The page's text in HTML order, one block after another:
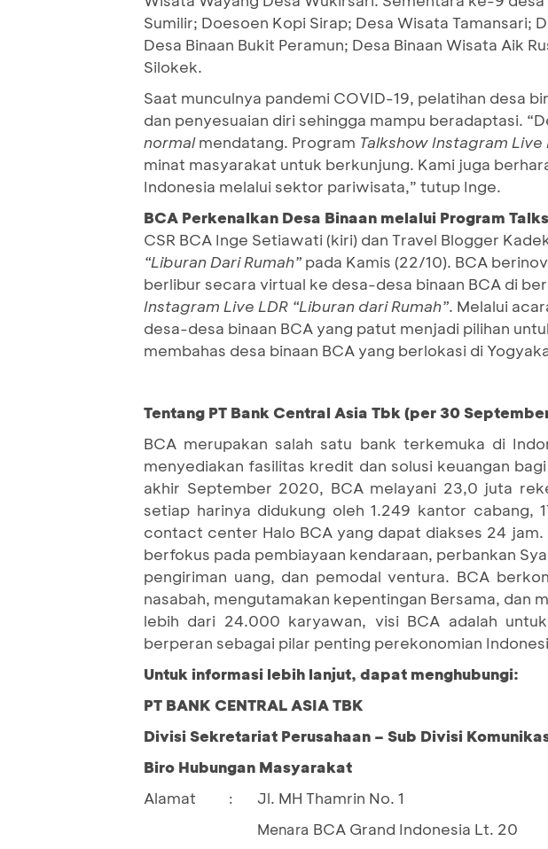
Sumilir; Doesoen Kopi Sirap; Desa Wisata Tamansari;
Desa Binaan Bukit Peramun; Desa Binaan Wisata Aik
Silokek.
Saat munculnya pandemi COVID-19, pelatihan desa
dan penyesuaian diri sehingga mampu beradaptasi.
normalmendatang. Program Talkshow Instagram Live
minat masyarakat untuk berkunjung. Kami juga
Indonesia melalui sektor pariwisata,” tutup Inge.
BCA Perkenalkan Desa Binaan melalui Program
CSR BCA Inge Setiawati (kiri) dan Travel Blogger
“Liburan Dari Rumah” pada Kamis (22/10). BCA
berlibur secara virtual ke desa-desa binaan BCA di
Instagram Live LDR “Liburan dari Rumah”. Melalui
desa-desa binaan BCA yang patut menjadi pilihan
membahas desa binaan BCA yang berlokasi di
Tentang PT Bank Central Asia Tbk (per 30
BCA merupakan salah satu bank terkemuka di
menyediakan fasilitas kredit dan solusi keuangan
akhir September 2020, BCA melayani 23,0 juta
setiap harinya didukung oleh 1.249 kantor cabang,
contact center Halo BCA yang dapat diakses 24
berfokus pada pembiayaan kendaraan, perbankan
pengiriman uang, dan pemodal ventura. BCA
nasabah, mengutamakan kepentingan Bersama, dan
lebih dari 24.000 karyawan, visi BCA adalah
berperan sebagai pilar penting perekonomian
Untuk informasi lebih lanjut, dapat menghubungi:
PT BANK CENTRAL ASIA TBK
Divisi Sekretariat Perusahaan – Sub Divisi
Biro Hubungan Masyarakat
Alamat
: Jl. MH Thamrin No. 1
				Menara
BCA Grand Indonesia Lt. 20